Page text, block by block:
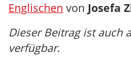
Englischen von Josefa
Dieser Beitrag ist auch
verfügbar.